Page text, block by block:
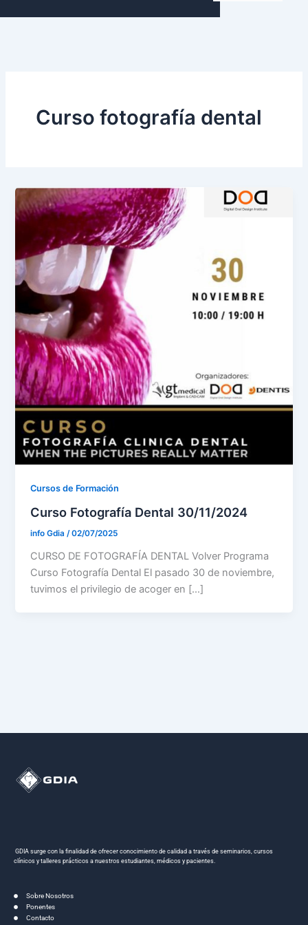
Curso fotografía dental
Cursos de Formación
Curso Fotografía Dental 30/11/2024
info Gdia /02/07/2025
CURSO DE FOTOGRAFÍA DENTAL Volver Programa
Curso Fotografía Dental El pasado 30 de noviembre,
tuvimos el privilegio de acoger en […]
GDIA surge con la finalidad de ofrecer conocimiento de calidad a través de seminarios, cursos
clínicos y talleres prácticos a nuestros estudiantes, médicos y pacientes.
Sobre Nosotros
Ponentes
Contacto